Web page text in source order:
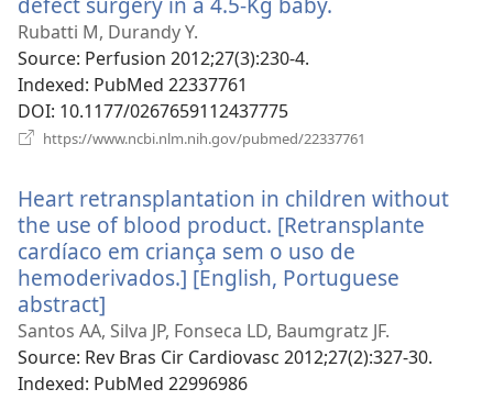
Rubatti M, Durandy Y.
Source‎: Perfusion 2012;27(3):230-4.
Indexed‎: PubMed 22337761
DOI‎: 10.1177/0267659112437775
https://www.ncbi.nlm.nih.gov/pubmed/22337761
вікні)
Heart retransplantation in children without
the use of blood product. [Retransplante
cardíaco em criança sem o uso de
hemoderivados.] [English, Portuguese
abstract]
у
новому
вікні)
Santos AA, Silva JP, Fonseca LD, Baumgratz JF.
Source‎: Rev Bras Cir Cardiovasc 2012;27(2):327-30.
Indexed‎: PubMed 22996986